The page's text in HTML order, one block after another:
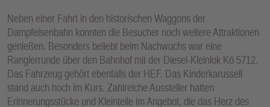
Neben einer Fahrt in den historischen Waggons der
Dampfeisenbahn konnten die Besucher noch weitere Attraktionen
genießen. Besonders beliebt beim Nachwuchs war eine
Rangierrunde über den Bahnhof mit der Diesel-Kleinlok Kö 5712.
Das Fahrzeug gehört ebenfalls der HEF. Das Kinderkarussell
stand auch hoch im Kurs. Zahlreiche Aussteller hatten
Erinnerungsstücke und Kleinteile im Angebot, die das Herz des